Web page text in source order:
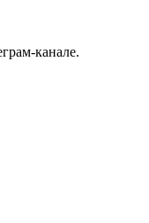
канале.